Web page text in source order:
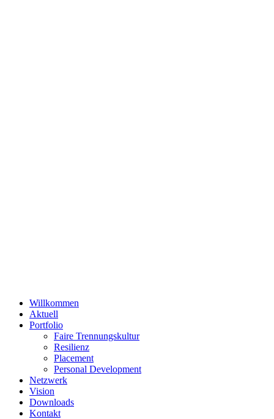
Willkommen
Aktuell
Portfolio
Faire Trennungskultur
Resilienz
Placement
Personal Development
Netzwerk
Vision
Downloads
Kontakt